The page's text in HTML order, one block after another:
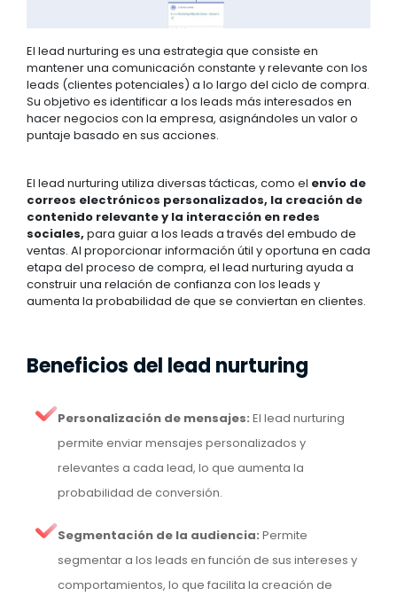
El lead nurturing es una estrategia que consiste en
mantener una comunicación constante y relevante con los
leads (clientes potenciales) a lo largo del ciclo de compra.
Su objetivo es identificar a los leads más interesados en
hacer negocios con la empresa, asignándoles un valor o
puntaje basado en sus acciones.
El lead nurturing utiliza diversas tácticas, como el envío de
correos electrónicos personalizados, la creación de
contenido relevante y la interacción en redes
sociales, para guiar a los leads a través del embudo de
ventas. Al proporcionar información útil y oportuna en cada
etapa del proceso de compra, el lead nurturing ayuda a
construir una relación de confianza con los leads y
aumenta la probabilidad de que se conviertan en clientes.
Beneficios del lead nurturing
Personalización de mensajes: El lead nurturing
permite enviar mensajes personalizados y
relevantes a cada lead, lo que aumenta la
probabilidad de conversión.
Segmentación de la audiencia: Permite
segmentar a los leads en función de sus intereses y
comportamientos, lo que facilita la creación de